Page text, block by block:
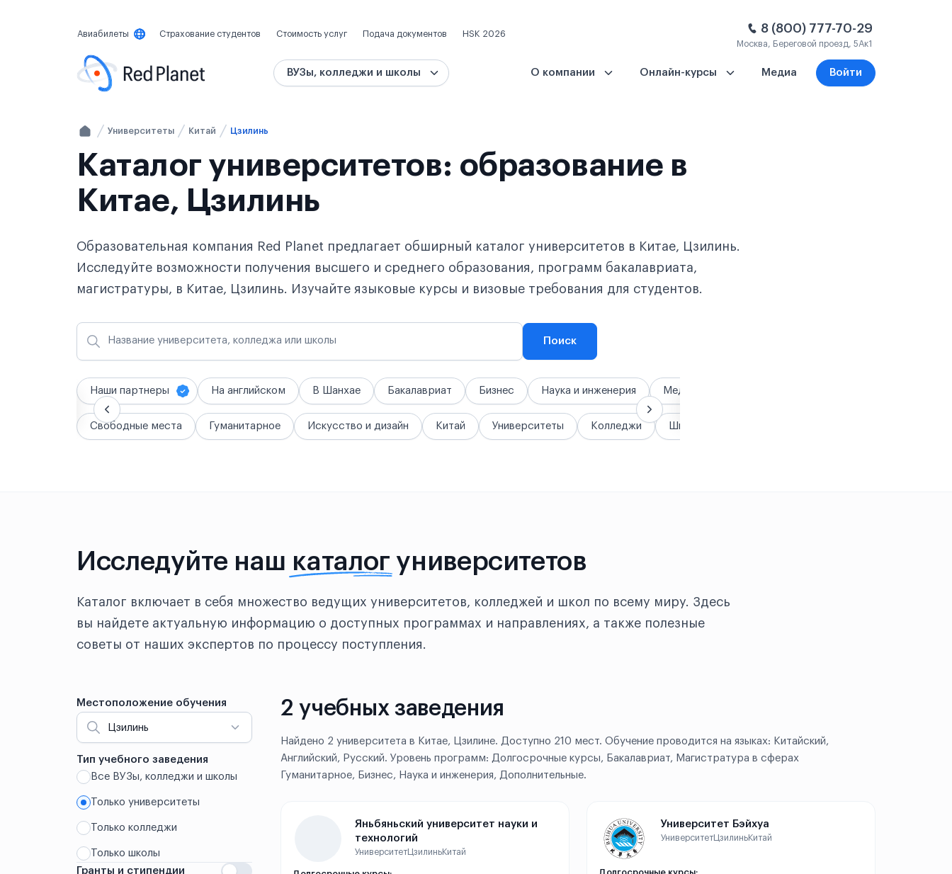
Авиабилеты Страхование студентов Стоимость услуг Подача документов HSK 2026 8 (800) 777-70-29
Москва, Береговой проезд, 5Ак1
ВУЗы, колледжи и школы О компании Онлайн-курсы Медиа Войти
Университеты Китай Цзилинь
Каталог университетов: образование в
Китае, Цзилинь
Образовательная компания Red Planet предлагает обширный каталог университетов в Китае, Цзилинь.
Исследуйте возможности получения высшего и среднего образования, программ бакалавриата,
магистратуры, в Китае, Цзилинь. Изучайте языковые курсы и визовые требования для студентов.
Название университета, колледжа или школы Поиск
Наши партнеры На английском В Шанхае Бакалавриат Бизнес Наука и инженерия Медицина
Свободные места Гуманитарное Искусство и дизайн Китай Университеты Колледжи Школы
Исследуйте наш каталог университетов
Каталог включает в себя множество ведущих университетов, колледжей и школ по всему миру. Здесь
вы найдете актуальную информацию о доступных программах и направлениях, а также полезные
советы от наших экспертов по процессу поступления.
Местоположение обучения
Цзилинь
Китай
Аньшань
Тип учебного заведения
Все ВУЗы, колледжи и школы
Только университеты
Только колледжи
Только школы
Гранты и стипендии
2 учебных заведения
Найдено 2 университета в Китае, Цзилине. Доступно 210 мест. Обучение проводится на языках: Китайский,
Английский, Русский. Уровень программ: Долгосрочные курсы, Бакалавриат, Магистратура в сферах
Гуманитарное, Бизнес, Наука и инженерия, Дополнительные.
Яньбяньский университет науки и
технологий
Университет ЦзилиньКитай
Университет Бэйхуа
Университет ЦзилиньКитай